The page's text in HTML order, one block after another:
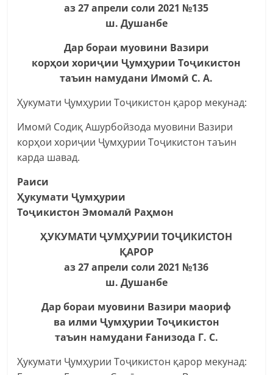
аз 27 апрели соли 2021 №135
ш. Душанбе
Дар бораи муовини Вазири
корҳои хориҷии Ҷумҳурии Тоҷикистон
таъин намудани Имомӣ С. А.
Ҳукумати Ҷумҳурии Тоҷикистон қарор мекунад:
Имомӣ Содиқ Ашурбойзода муовини Вазири
корҳои хориҷии Ҷумҳурии Тоҷикистон таъин
карда шавад.
Раиси
Ҳукумати Ҷумҳурии
Тоҷикистон Эмомалӣ Раҳмон
ҲУКУМАТИ ҶУМҲУРИИ ТОҶИКИСТОН
ҚАРОР
аз 27 апрели соли 2021 №136
ш. Душанбе
Дар бораи муовини Вазири маориф
ва илми Ҷумҳурии Тоҷикистон
таъин намудани Ғанизода Г. С.
Ҳукумати Ҷумҳурии Тоҷикистон қарор мекунад: